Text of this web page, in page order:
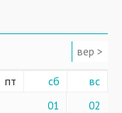
вер >
пт сб вс
01
02